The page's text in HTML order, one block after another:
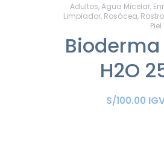
Adultos,Agua Micelar,
Limpiador, Rosácea, Rostro
Piel
H2O
S/100.00